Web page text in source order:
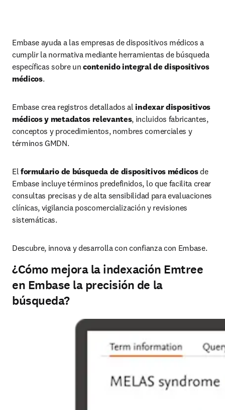
Embase ayuda a las empresas de dispositivos médicos a
cumplir la normativa mediante herramientas de búsqueda
específicas sobre un contenido integral de dispositivos
médicos.
Embase crea registros detallados al indexar dispositivos
médicos y metadatos relevantes, incluidos fabricantes,
conceptos y procedimientos, nombres comerciales y
términos GMDN.
El formulario de búsqueda de dispositivos médicos de
Embase incluye términos predefinidos, lo que facilita crear
consultas precisas y de alta sensibilidad para evaluaciones
clínicas, vigilancia poscomercialización y revisiones
sistemáticas.
Descubre, innova y desarrolla con confianza con Embase.
¿Cómo mejora la indexación Emtree
en Embase la precisión de la
búsqueda?